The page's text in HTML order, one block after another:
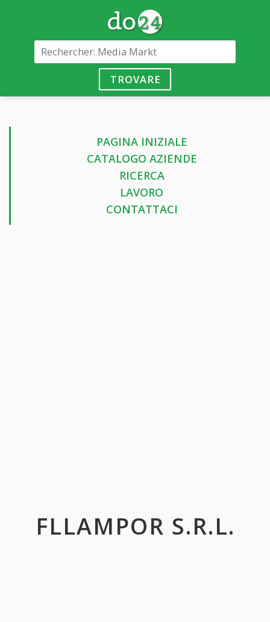
TROVARE
PAGINA INIZIALE
CATALOGO AZIENDE
RICERCA
LAVORO
CONTATTACI
FLLAMPOR S.R.L.